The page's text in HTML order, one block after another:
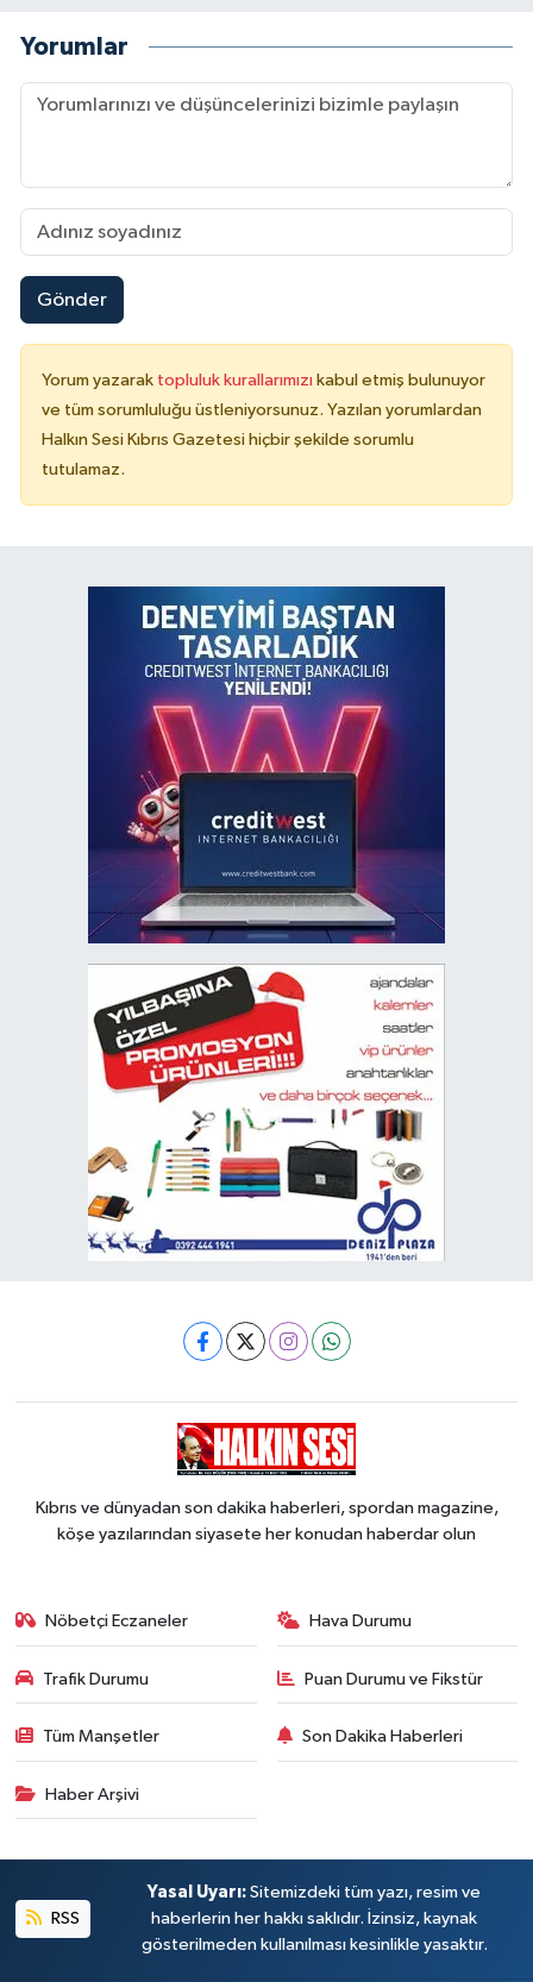
Yorumlar
Gönder
Yorum yazarak topluluk kurallarımızı kabul etmiş bulunuyor
ve tüm sorumluluğu üstleniyorsunuz. Yazılan yorumlardan
Halkın Sesi Kıbrıs Gazetesi hiçbir şekilde sorumlu
tutulamaz.
Kıbrıs ve dünyadan son dakika haberleri, spordan magazine,
köşe yazılarından siyasete her konudan haberdar olun
Nöbetçi Eczaneler Hava Durumu
Trafik Durumu Puan Durumu ve Fikstür
Tüm Manşetler Son Dakika Haberleri
Haber Arşivi
RSS
Yasal Uyarı: Sitemizdeki tüm yazı, resim ve
haberlerin her hakkı saklıdır. İzinsiz, kaynak
gösterilmeden kullanılması kesinlikle yasaktır.